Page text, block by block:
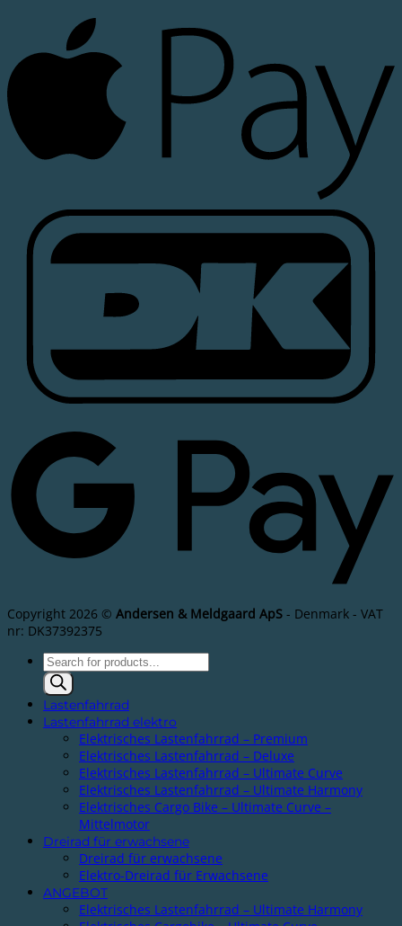
Copyright 2026 © Andersen & Meldgaard ApS - Denmark - VAT
nr: DK37392375
Products
search
Lastenfahrrad
Lastenfahrrad elektro
Elektrisches Lastenfahrrad – Premium
Elektrisches Lastenfahrrad – Deluxe
Elektrisches Lastenfahrrad – Ultimate Curve
Elektrisches Lastenfahrrad – Ultimate Harmony
Elektrisches Cargo Bike – Ultimate Curve –
Mittelmotor
Dreirad für erwachsene
Dreirad für erwachsene
Elektro-Dreirad für Erwachsene
ANGEBOT
Elektrisches Lastenfahrrad – Ultimate Harmony